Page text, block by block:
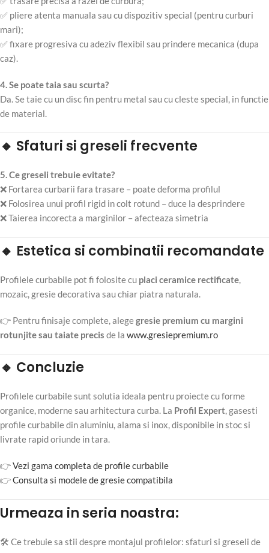
✅ pliere atenta manuala sau cu dispozitiv special (pentru curburi
mari);
✅ fixare progresiva cu adeziv flexibil sau prindere mecanica (dupa
caz).
4. Se poate taia sau scurta?
Da. Se taie cu un disc fin pentru metal sau cu cleste special, in functie
de material.
🔸 Sfaturi si greseli frecvente
5. Ce greseli trebuie evitate?
❌ Fortarea curbarii fara trasare – poate deforma profilul
❌ Folosirea unui profil rigid in colt rotund – duce la desprindere
❌ Taierea incorecta a marginilor – afecteaza simetria
🔸 Estetica si combinatii recomandate
Profilele curbabile pot fi folosite cu placi ceramice rectificate,
mozaic, gresie decorativa sau chiar piatra naturala.
👉 Pentru finisaje complete, alegegresie premium cu margini
rotunjite sau taiate precis de la www.gresiepremium.ro
🔸 Concluzie
Profilele curbabile sunt solutia ideala pentru proiecte cu forme
organice, moderne sau arhitectura curba. La Profil Expert, gasesti
profile curbabile din aluminiu, alama si inox, disponibile in stoc si
livrate rapid oriunde in tara.
👉Vezi gama completa de profile curbabile
👉Consulta si modele de gresie compatibila
Urmeaza in seria noastra:
🛠️ Ce trebuie sa stii despre montajul profilelor: sfaturi si greseli de